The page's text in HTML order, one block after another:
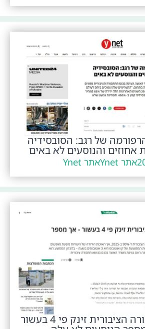
של רגב: הסובסידיה
אחוזים והנוסעים לא באים
אתר Ynet אתר Ynet
סבסוד התחבורה הציבורית זינק פי 4 בעשור